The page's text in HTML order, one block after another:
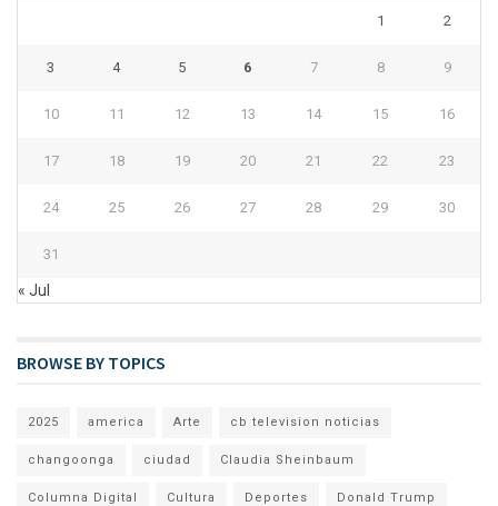
1 2
3 4 5 6 7 8 9
10 11 12 13 14 15 16
17 18 19 20 21 22 23
24 25 26 27 28 29 30
31
« Jul
BROWSE BY TOPICS
2025 america Arte cb television noticias
changoonga ciudad Claudia Sheinbaum
Columna Digital Cultura Deportes Donald Trump